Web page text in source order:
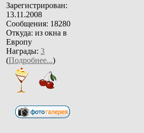
Зарегистрирован:
13.11.2008
Сообщения: 18280
Откуда: из окна в
Европу
Награды: 3
(Подробнее...)